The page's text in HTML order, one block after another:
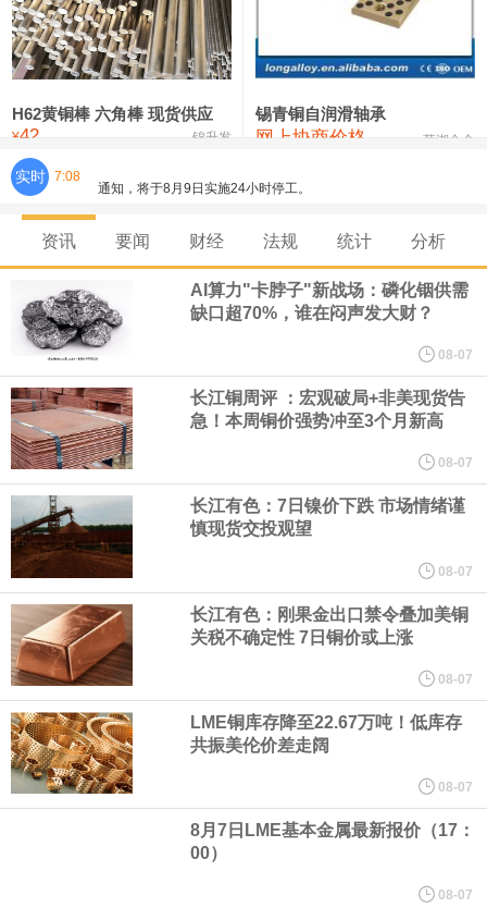
铸造铝合金锭(ZLD104) 24,300—24,500 24,400
压铸锌合金锭 26,500—26,700
氯化镍 38,300—40,300 39,300 0
H62黄铜棒 六角棒 现货供应
¥42 锦升发
锡青铜自润滑轴承
网上协商价格 芜湖合金
实时 7:08
研发费用金额分别为4,995.18万元、7,001.70万元、14,496.56万
元，最近3年复合增长率达70.36%，呈快速增长趋势，并形成多项
核心技术和知识产权。截至2026年1月31日，公司拥有262项专利权
（含境内发明专利20项）。
纽约期银日内涨4%，现报64.08美元/盎司。
宇树科技董事长、总经理兼首席技术官王兴兴在网上路演时表示，
经过多年研发创新和技术积累，公司逐步形成了包括一体化关节集
成技术、高紧凑度机器人身体集成技术、机器人激光雷达全自研核
心技术等多项已商业化应用的核心技术并已应用于公司的高性能通
用人形机器人、四足机器人等产品。
美国总统特朗普6日否认他对国防部长赫格塞思不满，称对赫格塞思
所做的工作“非常满意”。特朗普在社交媒体上发帖称，一些媒体有关
他与赫格塞思就弹药短缺问题发生冲突的报道是“完全没有根据的谣
资讯 要闻 财经 法规 统计 分析
AI算力"卡脖子"新战场：磷化铟供需
缺口超70%，谁在闷声发大财？
08-07
长江铜周评 ：宏观破局+非美现货告
急！本周铜价强势冲至3个月新高
08-07
长江有色：7日镍价下跌 市场情绪谨
慎现货交投观望
08-07
长江有色：刚果金出口禁令叠加美铜
关税不确定性 7日铜价或上涨
08-07
LME铜库存降至22.67万吨！低库存
共振美伦价差走阔
08-07
8月7日LME基本金属最新报价（17：
00）
08-07